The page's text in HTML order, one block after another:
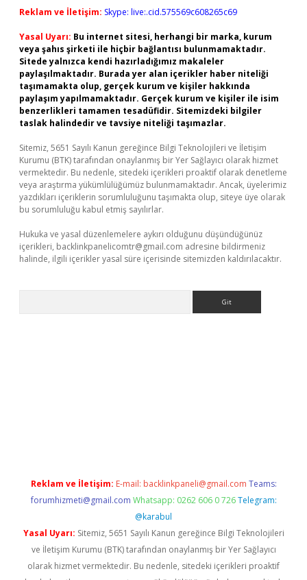
Reklam ve İletişim: Skype: live:.cid.575569c608265c69
Yasal Uyarı: Bu internet sitesi, herhangi bir marka, kurum
veya şahıs şirketi ile hiçbir bağlantısı bulunmamaktadır.
Sitede yalnızca kendi hazırladığımız makaleler
paylaşılmaktadır. Burada yer alan içerikler haber niteliği
taşımamakta olup, gerçek kurum ve kişiler hakkında
paylaşım yapılmamaktadır. Gerçek kurum ve kişiler ile isim
benzerlikleri tamamen tesadüfidir. Sitemizdeki bilgiler
taslak halindedir ve tavsiye niteliği taşımazlar.
Sitemiz, 5651 Sayılı Kanun gereğince Bilgi Teknolojileri ve İletişim
Kurumu (BTK) tarafından onaylanmış bir Yer Sağlayıcı olarak hizmet
vermektedir. Bu nedenle, sitedeki içerikleri proaktif olarak denetleme
veya araştırma yükümlülüğümüz bulunmamaktadır. Ancak, üyelerimiz
yazdıkları içeriklerin sorumluluğunu taşımakta olup, siteye üye olarak
bu sorumluluğu kabul etmiş sayılırlar.
Hukuka ve yasal düzenlemelere aykırı olduğunu düşündüğünüz
içerikleri, backlinkpanelicomtr@gmail.com adresine bildirmeniz
halinde, ilgili içerikler yasal süre içerisinde sitemizden kaldırılacaktır.
Reklam ve İletişim: E-mail: backlinkpaneli@gmail.com Teams:
forumhizmeti@gmail.com Whatsapp: 0262 606 0 726 Telegram:
@karabul
Yasal Uyarı: Sitemiz, 5651 Sayılı Kanun gereğince Bilgi Teknolojileri
ve İletişim Kurumu (BTK) tarafından onaylanmış bir Yer Sağlayıcı
olarak hizmet vermektedir. Bu nedenle, sitedeki içerikleri proaktif